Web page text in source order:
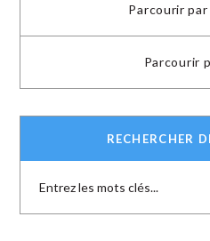
Parcourir
Parcourir
RECHERCHER